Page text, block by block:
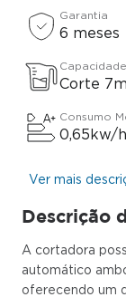
Garantia
6 meses
Capacidade
Corte
Consumo
0,65kw/h
Ver mais
Descrição
A cortadora
automático
oferecendo um